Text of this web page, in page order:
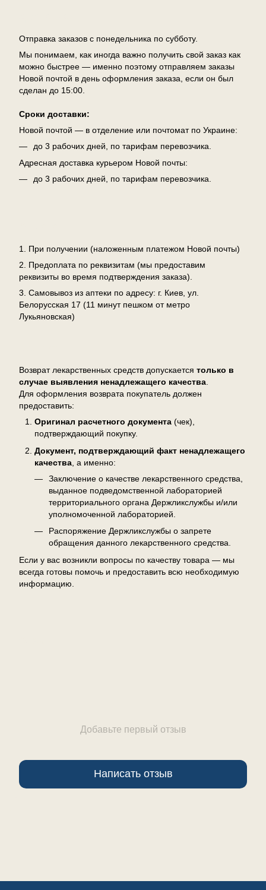
Отправка заказов с понедельника по субботу.
Мы понимаем, как иногда важно получить свой заказ как
можно быстрее — именно поэтому отправляем заказы
Новой почтой в день оформления заказа, если он был
сделан до 15:00.
Сроки доставки:
Новой почтой — в отделение или почтомат по Украине:
до 3 рабочих дней, по тарифам перевозчика.
Адресная доставка курьером Новой почты:
до 3 рабочих дней, по тарифам перевозчика.
1. При получении (наложенным платежом Новой почты)
2. Предоплата по реквизитам (мы предоставим
реквизиты во время подтверждения заказа).
3. Самовывоз из аптеки по адресу: г. Киев, ул.
Белорусская 17 (11 минут пешком от метро
Лукьяновская)
Возврат лекарственных средств допускается только в
случае выявления ненадлежащего качества.
Для оформления возврата покупатель должен
предоставить:
Оригинал расчетного документа (чек),
подтверждающий покупку.
Документ, подтверждающий факт ненадлежащего
качества , а именно:
Заключение о качестве лекарственного средства,
выданное подведомственной лабораторией
территориального органа Держликслужбы и/или
уполномоченной лабораторией.
Распоряжение Держликслужбы о запрете
обращения данного лекарственного средства.
Если у вас возникли вопросы по качеству товара — мы
всегда готовы помочь и предоставить всю необходимую
информацию.
Добавьте первый отзыв
Написать отзыв